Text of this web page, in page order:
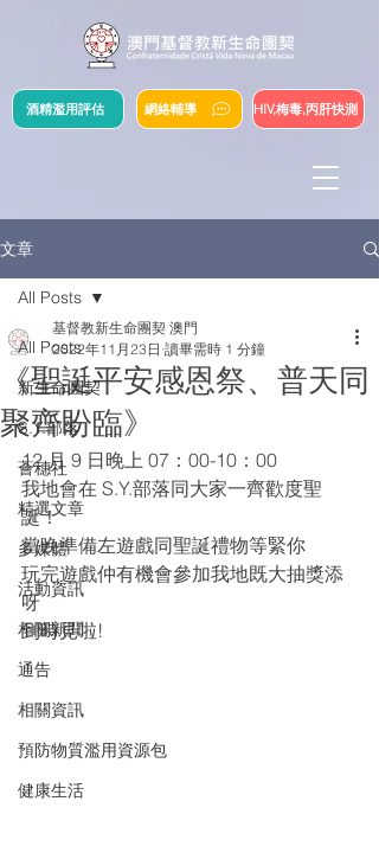
網絡輔導
酒精濫用評估 HIV,梅毒,丙肝快測
文章
All Posts
新生命團契
S.Y.部落
薈穗社
精選文章
多媒體
活動資訊
相關新聞
通告
相關資訊
預防物質濫用資源包
健康生活
All Posts
《聖誔平安感恩祭、普天同
聚齊盼臨》
基督教新生命團契 澳門
2022年11月23日 讀畢需時 1 分鐘
12 月 9 日晚上 07：00-10：00
我地會在 S.Y.部落同大家一齊歡度聖
誕！
當晚準備左遊戲同聖誕禮物等緊你
玩完遊戲仲有機會參加我地既大抽獎添
呀
到時見啦!